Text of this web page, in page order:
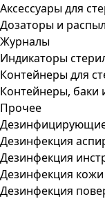
Аксессуары для
Дозаторы и
Журналы
Индикаторы
Контейнеры для
Контейнеры, баки
Прочее
Дезинфицирующие
Дезинфекция
Дезинфекция
Дезинфекция кожи
Дезинфекция